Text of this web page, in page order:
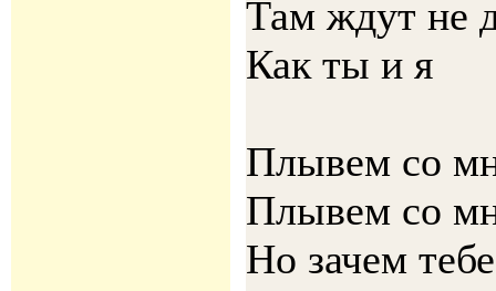
Там ждут не
Как ты и я
Плывем со
Плывем со
Но зачем